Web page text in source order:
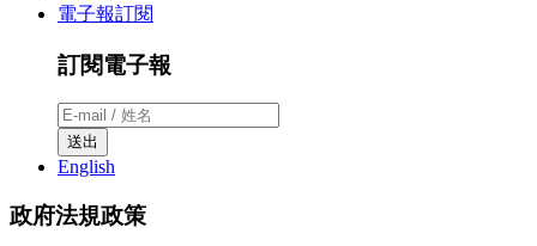
電子報訂閱
訂閱電子報
送出
English
政府法規政策